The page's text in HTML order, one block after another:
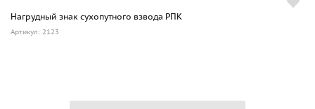
Нагрудный знак сухопутного взвода РПК
Артикул: 2123